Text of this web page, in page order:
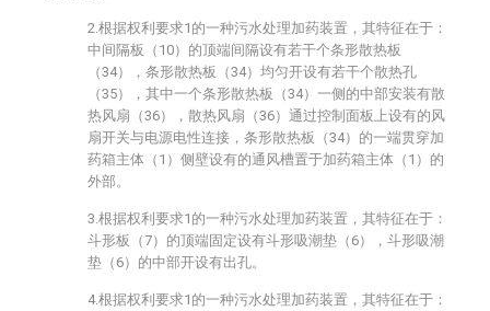
2.根据权利要求1的一种污水处理加药装置，其特征在于：
中间隔板（10）的顶端间隔设有若干个条形散热板
（34），条形散热板（34）均匀开设有若干个散热孔
（35），其中一个条形散热板（34）一侧的中部安装有散
热风扇（36），散热风扇（36）通过控制面板上设有的风
扇开关与电源电性连接，条形散热板（34）的一端贯穿加
药箱主体（1）侧壁设有的通风槽置于加药箱主体（1）的
外部。
3.根据权利要求1的一种污水处理加药装置，其特征在于：
斗形板（7）的顶端固定设有斗形吸潮垫（6），斗形吸潮
垫（6）的中部开设有出孔。
4.根据权利要求1的一种污水处理加药装置，其特征在于：